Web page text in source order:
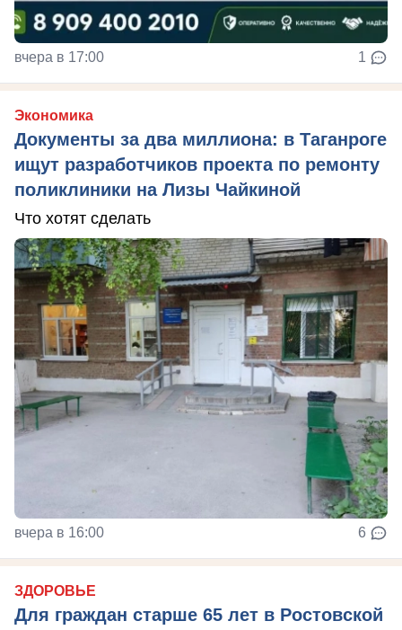
вчера в 17:00 1
Экономика
Документы за два миллиона: в Таганроге
ищут разработчиков проекта по ремонту
поликлиники на Лизы Чайкиной
Что хотят сделать
вчера в 16:00 6
ЗДОРОВЬЕ
Для граждан старше 65 лет в Ростовской